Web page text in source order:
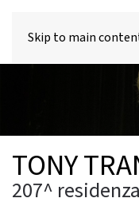
Skip to main
TONY
207^